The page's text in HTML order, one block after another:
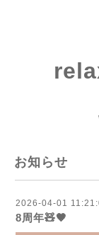
お知らせ
2026-04-01
8周年🧸🤎